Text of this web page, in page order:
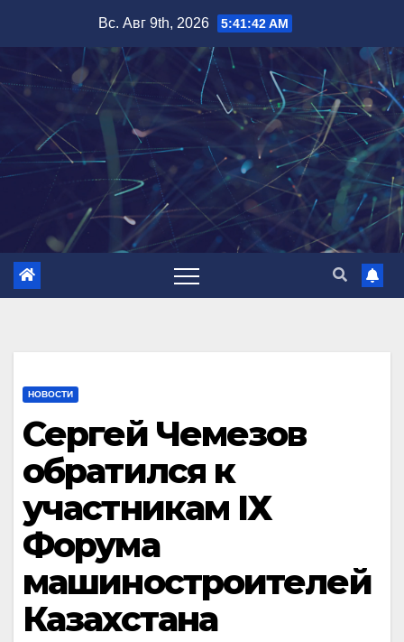
содержимому
Вс. Авг 9th, 2026 5:41:43 AM
НОВОСТИ
Сергей Чемезов
обратился к
участникам IХ
Форума
машиностроителей
Казахстана